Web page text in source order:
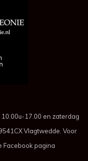
17.00 en zaterdag
Vlagtwedde. Voor
Facebook pagina